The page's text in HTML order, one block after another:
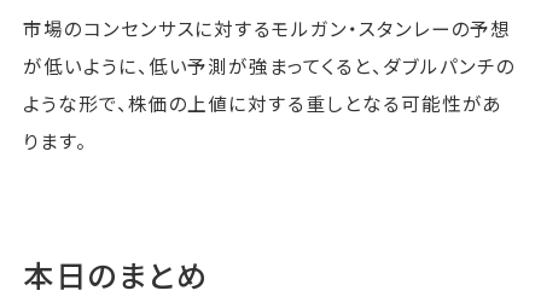
市場のコンセンサスに対するモルガン・スタンレーの予想
が低いように、低い予測が強まってくると、ダブルパンチの
ような形で、株価の上値に対する重しとなる可能性があ
ります。
本日のまとめ